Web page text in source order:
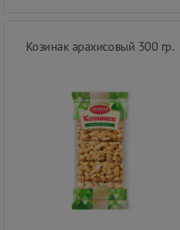
Козинак арахисовый 300 гр.